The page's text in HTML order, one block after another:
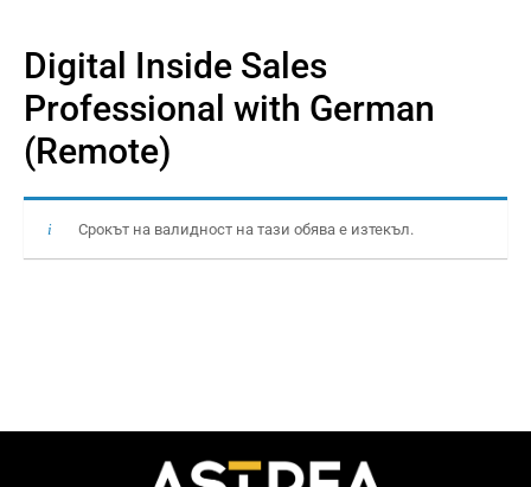
Digital Inside Sales
Professional with German
(Remote)
Срокът на валидност на тази обява е изтекъл.